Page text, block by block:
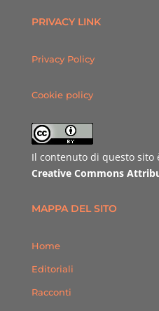
PRIVACY LINK
Privacy Policy
Cookie policy
Il contenuto di questo sito
Creative Commons
MAPPA DEL SITO
Home
Editoriali
Racconti